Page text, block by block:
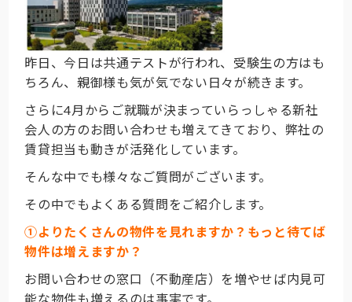
昨日、今日は共通テストが行われ、受験生の方はも
ちろん、親御様も気が気でない日々が続きます。
さらに4月からご就職が決まっていらっしゃる新社
会人の方のお問い合わせも増えてきており、弊社の
賃貸担当も動きが活発化しています。
そんな中でも様々なご質問がございます。
その中でもよくある質問をご紹介します。
①よりたくさんの物件を見れますか？もっと待てば
物件は増えますか？
お問い合わせの窓口（不動産店）を増やせば内見可
能な物件も増えるのは事実です。